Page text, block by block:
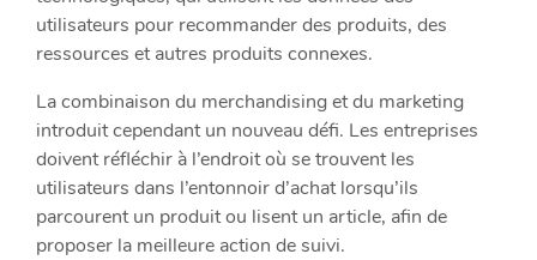
utilisateurs pour recommander des produits, des
ressources et autres produits connexes.
La combinaison du merchandising et du marketing
introduit cependant un nouveau défi. Les entreprises
doivent réfléchir à l’endroit où se trouvent les
utilisateurs dans l’entonnoir d’achat lorsqu’ils
parcourent un produit ou lisent un article, afin de
proposer la meilleure action de suivi.